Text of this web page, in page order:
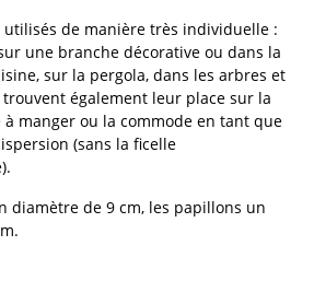
utilisés de manière très individuelle :
une branche décorative ou dans la
sur la pergola, dans les arbres et
également leur place sur la
manger ou la commode en tant que
(sans la ficelle
diamètre de 9 cm, les papillons un